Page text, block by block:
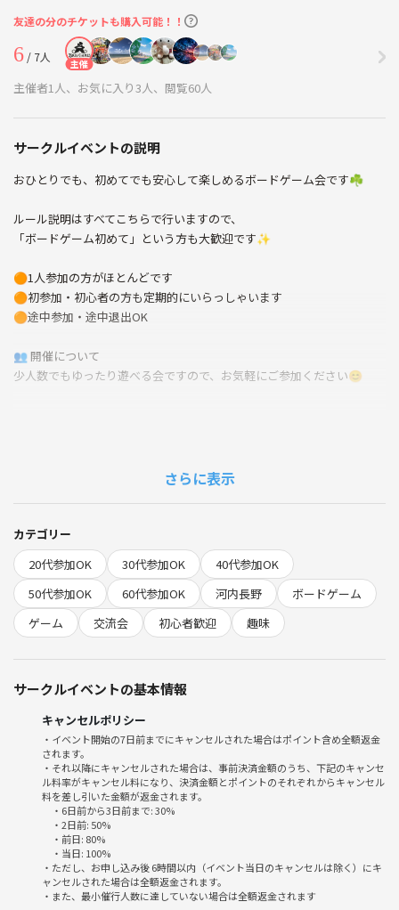
友達の分のチケットも購入可能！！
6 / 7人 主催
主催者1人、お気に入り3人、閲覧60人
サークルイベントの説明
おひとりでも、初めてでも安心して楽しめるボードゲーム会です☘️
ルール説明はすべてこちらで行いますので、
「ボードゲーム初めて」という方も大歓迎です✨
🟠1人参加の方がほとんどです
🟠初参加・初心者の方も定期的にいらっしゃいます
🟠途中参加・途中退出OK
👥 開催について
少人数でもゆったり遊べる会ですので、お気軽にご参加ください😊
🚉 アクセス
• 最寄り駅：河内長野駅（南海線）から徒歩約3分
• なんば駅から電車で約30分
🚃電車でお越しの方へ
東出口を出て、真っ直ぐ行き、橋を渡ったところにあります。
お近くのコインパーキングへお停めください。
📍 開催場所
綿水工房
住所：大阪府河内長野市喜多町700
💰 参加費
【初参加の方】
さらに表示
カテゴリー
20代参加OK
30代参加OK
40代参加OK
50代参加OK
60代参加OK 河内長野
ボードゲーム
ゲーム
交流会 初心者歓迎 趣味
サークルイベントの基本情報
キャンセルポリシー
・イベント開始の7日前までにキャンセルされた場合はポイント含め全額返金
されます。
・それ以降にキャンセルされた場合は、事前決済金額のうち、下記のキャンセ
ル料率がキャンセル料になり、決済金額とポイントのそれぞれからキャンセル
料を差し引いた金額が返金されます。
・6日前から3日前まで: 30%
・2日前: 50%
・前日: 80%
・当日: 100%
・ただし、お申し込み後 6時間以内（イベント当日のキャンセルは除く）にキ
ャンセルされた場合は全額返金されます。
・また、最小催行人数に達していない場合は全額返金されます